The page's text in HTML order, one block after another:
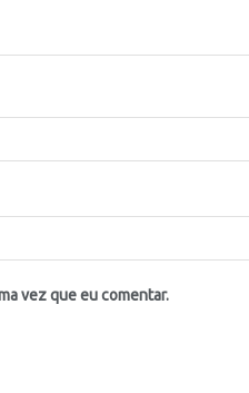
vez que eu comentar.